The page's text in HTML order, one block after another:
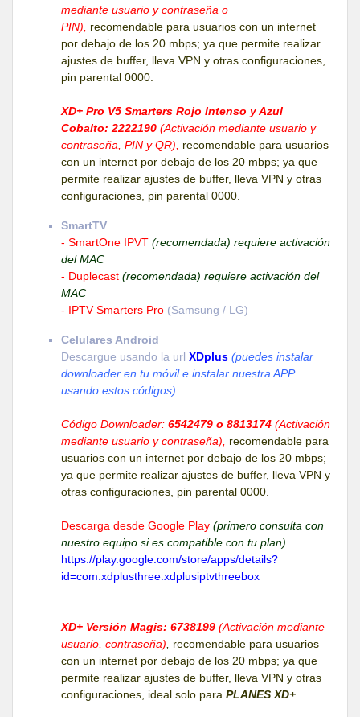
mediante usuario y contraseña o
PIN), recomendable para usuarios con un internet
por debajo de los 20 mbps; ya que permite realizar
ajustes de buffer, lleva VPN y otras configuraciones,
pin parental 0000.
XD+ Pro V5 Smarters Rojo Intenso y Azul
Cobalto: 2222190 (Activación mediante usuario y
contraseña, PIN y QR), recomendable para usuarios
con un internet por debajo de los 20 mbps; ya que
permite realizar ajustes de buffer, lleva VPN y otras
configuraciones, pin parental 0000.
SmartTV
- SmartOne IPVT (recomendada) requiere activación
del MAC
- Duplecast (recomendada) requiere activación del
MAC
- IPTV Smarters Pro (Samsung / LG)
Celulares Android
Descargue usando la url XDplus (puedes instalar
downloader en tu móvil e instalar nuestra APP
usando estos códigos).
Código Downloader: 6542479 o 8813174 (Activación
mediante usuario y contraseña), recomendable para
usuarios con un internet por debajo de los 20 mbps;
ya que permite realizar ajustes de buffer, lleva VPN y
otras configuraciones, pin parental 0000.
Descarga desde Google Play (primero consulta con
nuestro equipo si es compatible con tu plan).
https://play.google.com/store/apps/details?
id=com.xdplusthree.xdplusiptvthreebox
XD+ Versión Magis: 6738199 (Activación mediante
usuario, contraseña)
recomendable para usuarios
con un internet por debajo de los 20 mbps; ya que
permite realizar ajustes de buffer, lleva VPN y otras
configuraciones, ideal solo para PLANES XD+